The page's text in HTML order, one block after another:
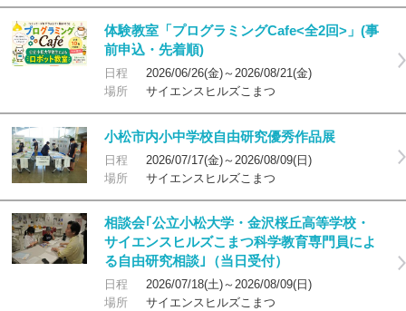
体験教室「プログラミングCafe<全2回>」(事
前申込・先着順)
日程
2026/06/26(金)～2026/08/21(金)
場所
サイエンスヒルズこまつ
小松市内小中学校自由研究優秀作品展
日程
2026/07/17(金)～2026/08/09(日)
場所
サイエンスヒルズこまつ
相談会｢公立小松大学・金沢桜丘高等学校・
サイエンスヒルズこまつ科学教育専門員によ
る自由研究相談｣（当日受付）
日程
2026/07/18(土)～2026/08/09(日)
場所
サイエンスヒルズこまつ